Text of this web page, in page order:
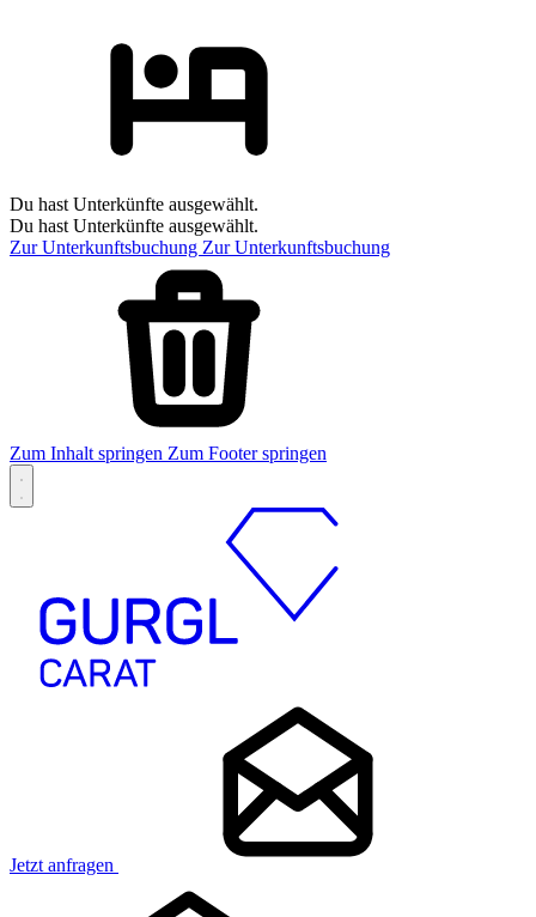
Du hast Unterkünfte ausgewählt.
Du hast Unterkünfte ausgewählt.
Zur Unterkunftsbuchung Zur Unterkunftsbuchung
Zum Inhalt springen Zum Footer springen
Jetzt anfragen